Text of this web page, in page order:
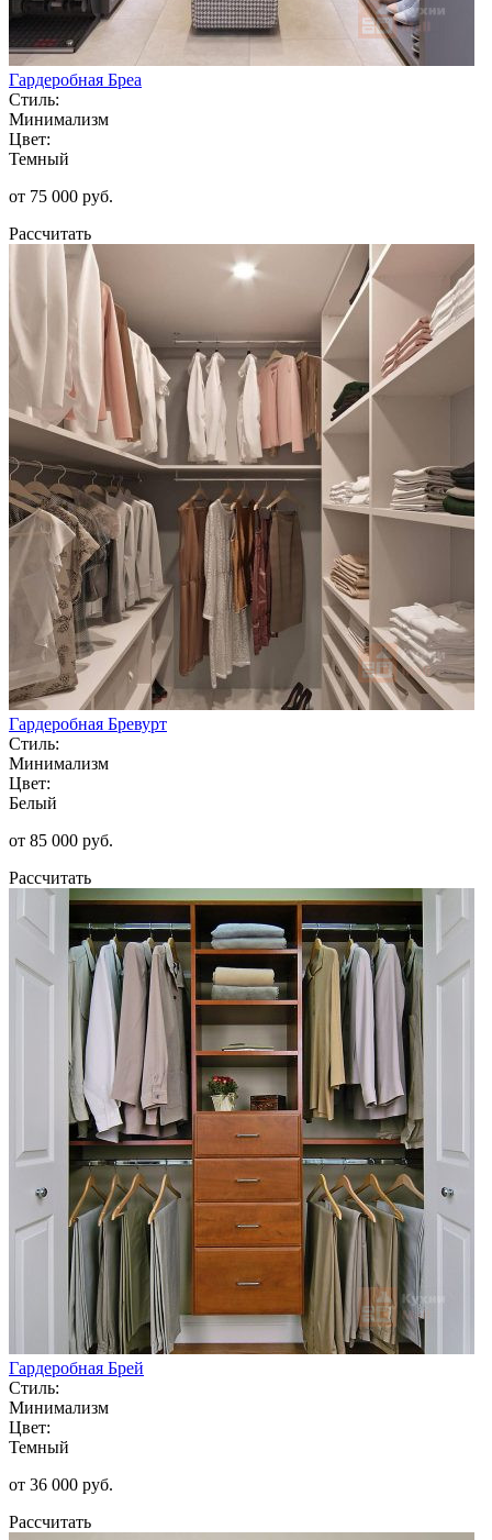
Гардеробная Бреа
Стиль:
Минимализм
Цвет:
Темный
от 75 000 руб.
Рассчитать
Гардеробная Бревурт
Стиль:
Минимализм
Цвет:
Белый
от 85 000 руб.
Рассчитать
Гардеробная Брей
Стиль:
Минимализм
Цвет:
Темный
от 36 000 руб.
Рассчитать